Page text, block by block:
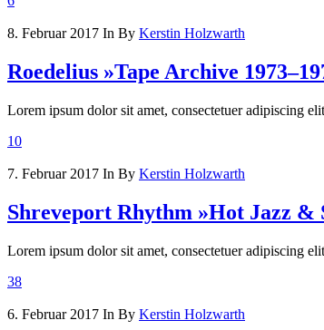
8. Februar 2017 In By Kerstin Holzwarth
Roedelius »Tape Archive
Lorem ipsum dolor sit amet, consectetuer adipiscing
10
7. Februar 2017 In By Kerstin Holzwarth
Shreveport Rhythm »Hot Jazz &
Lorem ipsum dolor sit amet, consectetuer adipiscing
38
6. Februar 2017 In By Kerstin Holzwarth